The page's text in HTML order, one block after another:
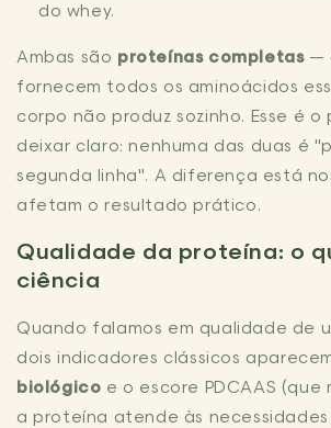
do whey.
Ambas são proteínas completas—
fornecem todos os aminoácidos
corpo não produz sozinho. Esse é
deixar claro: nenhuma das duas é
segunda linha". A diferença está
afetam o resultado prático.
Qualidade da proteína: o
ciência
Quando falamos em qualidade de
dois indicadores clássicos
biológico e o escore PDCAAS
a proteína atende às